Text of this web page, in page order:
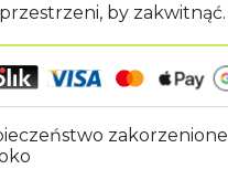
by zakwitnąć.
zakorzenione